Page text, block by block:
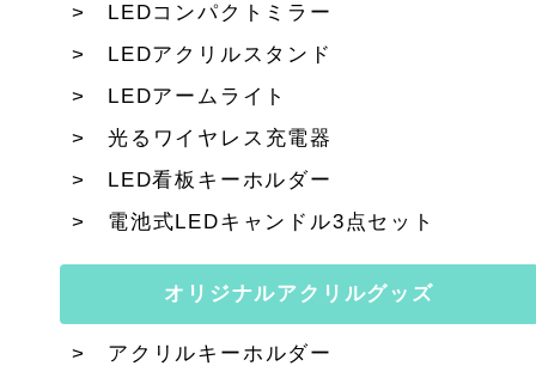
LEDコンパクトミラー
LEDアクリルスタンド
LEDアームライト
光るワイヤレス充電器
LED看板キーホルダー
電池式LEDキャンドル3点セット
オリジナルアクリルグッズ
アクリルキーホルダー